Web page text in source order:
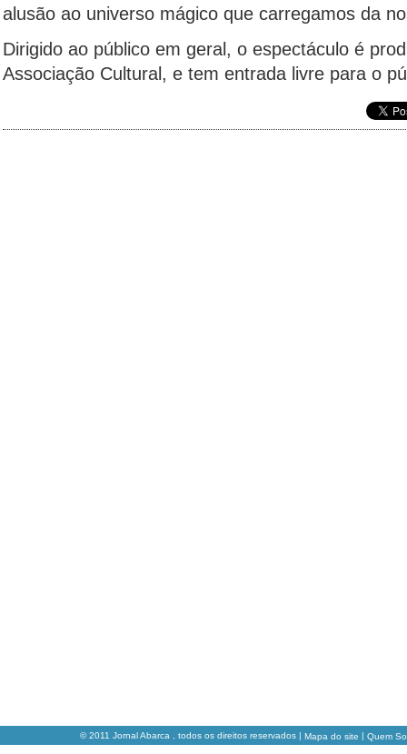
alusão ao universo mágico que carregamos da
Dirigido ao público em geral, o espectáculo é
Associação Cultural, e tem entrada livre para o
© 2011 Jornal Abarca , todos os direitos reservados | Mapa do site | Quem